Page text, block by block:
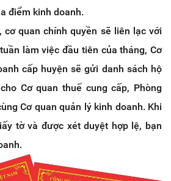
điểm kinh doanh.
cơ quan chính quyền sẽ liên lạc với
làm việc đầu tiên của tháng, Cơ
cấp huyện sẽ gửi danh sách hộ
Cơ quan thuế cung cấp, Phòng
Cơ quan quản lý kinh doanh. Khi
tờ và được xét duyệt hợp lệ, bạn